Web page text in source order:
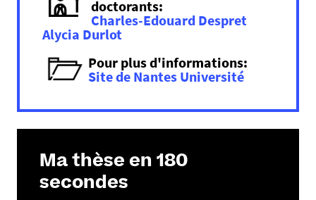
doctorants:
Charles-Edouard Despret
Alycia Durlot
Pour plus d'informations:
Site de Nantes Université
Ma thèse en 180
secondes